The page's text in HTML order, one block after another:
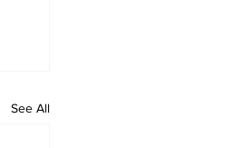
See All